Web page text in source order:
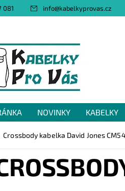
081 info@kabelkyprovas.cz
NOVINKY KABELKY
GDPR NAPIŠTE
Crossbody kabelka David Jones